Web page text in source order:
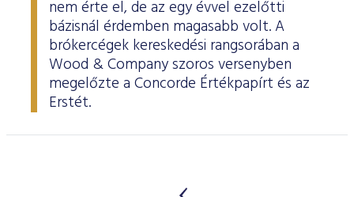
nem érte el, de az egy évvel ezelőtti
bázisnál érdemben magasabb volt. A
brókercégek kereskedési rangsorában a
Wood & Company szoros versenyben
megelőzte a Concorde Értékpapírt és az
Erstét.